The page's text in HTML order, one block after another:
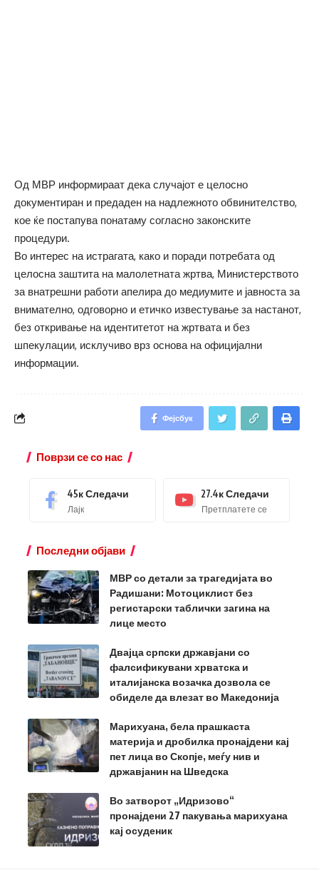
Од МВР информираат дека случајот е целосно
документиран и предаден на надлежното обвинителство,
кое ќе постапува понатаму согласно законските
процедури.
Во интерес на истрагата, како и поради потребата од
целосна заштита на малолетната жртва, Министерството
за внатрешни работи апелира до медиумите и јавноста за
внимателно, одговорно и етичко известување за настанот,
без откривање на идентитетот на жртвата и без
шпекулации, исклучиво врз основа на официјални
информации.
Фејсбук
Поврзи се со нас
45кСледачи
Лајк
27.4кСледачи
Претплатете се
Последни објави
МВР со детали за трагедијата во
Радишани: Мотоциклист без
регистарски таблички загина на
лице место
Двајца српски државјани со
фалсификувани хрватска и
италијанска возачка дозвола се
обиделе да влезат во Македонија
Марихуана, бела прашкаста
материја и дробилка пронајдени кај
пет лица во Скопје, меѓу нив и
државјанин на Шведска
Во затворот „Идризово“
пронајдени 27 пакувања марихуана
кај осуденик